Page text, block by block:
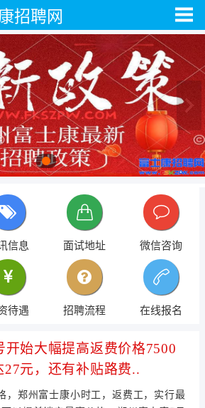
招聘网
信息 面试地址 微信咨询
待遇 招聘流程 在线报名
开始大幅提高返费价格7500
27元，还有补贴路费..
，郑州富士康小时工，返费工，实行最